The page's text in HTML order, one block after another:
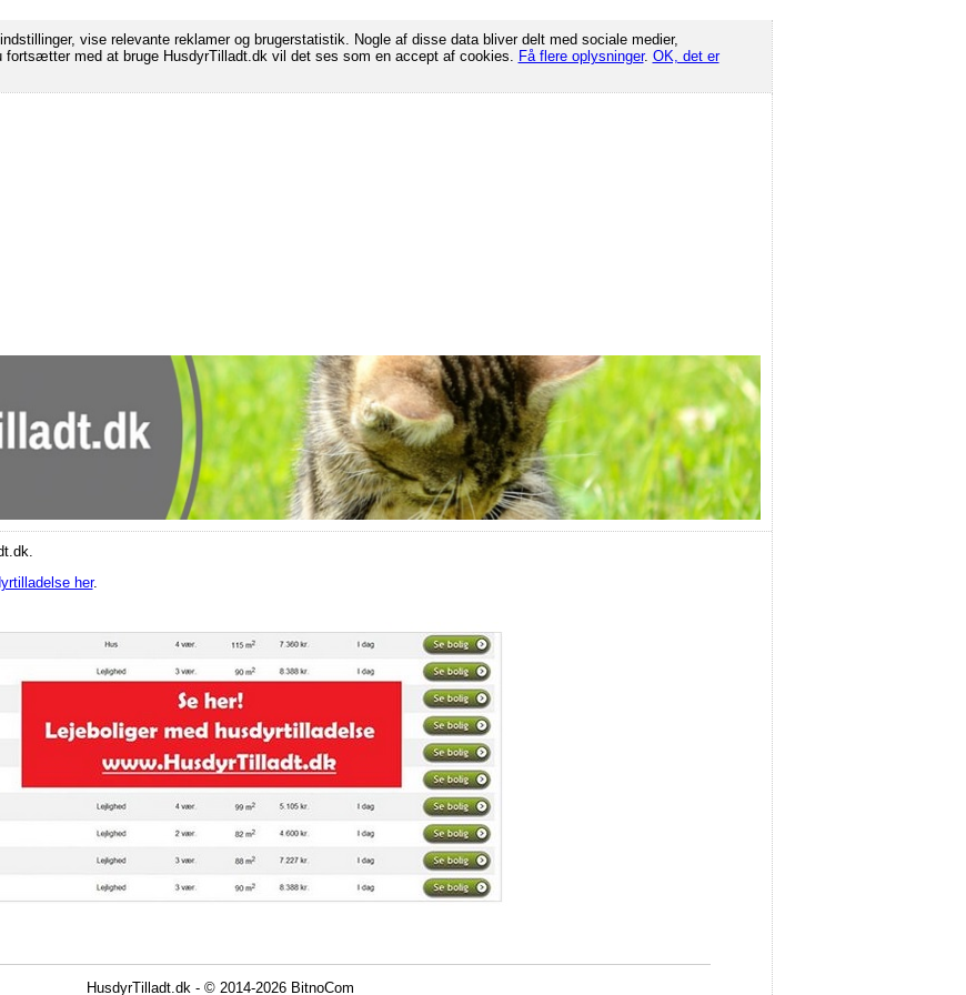
vise relevante reklamer og brugerstatistik. Nogle af disse data bliver delt med sociale medier,
fortsætter med at bruge HusdyrTilladt.dk vil det ses som en accept af cookies. Få flere oplysninger. OK, det er
her.
HusdyrTilladt.dk - © 2014-2026 BitnoCom